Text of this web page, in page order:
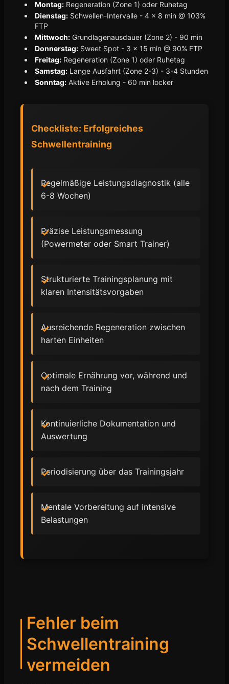
Montag: Regeneration (Zone 1) oder Ruhetag
Dienstag: Schwellen-Intervalle - 4 × 8 min @ 103%
FTP
Mittwoch: Grundlagenausdauer (Zone 2) - 90 min
Donnerstag: Sweet Spot - 3 × 15 min @ 90% FTP
Freitag: Regeneration (Zone 1) oder Ruhetag
Samstag: Lange Ausfahrt (Zone 2-3) - 3-4 Stunden
Sonntag: Aktive Erholung - 60 min locker
Checkliste: Erfolgreiches
Schwellentraining
Regelmäßige Leistungsdiagnostik (alle
6-8 Wochen)
Präzise Leistungsmessung
(Powermeter oder Smart Trainer)
Strukturierte Trainingsplanung mit
klaren Intensitätsvorgaben
Ausreichende Regeneration zwischen
harten Einheiten
Optimale Ernährung vor, während und
nach dem Training
Kontinuierliche Dokumentation und
Auswertung
Periodisierung über das Trainingsjahr
Mentale Vorbereitung auf intensive
Belastungen
Fehler beim
Schwellentraining
vermeiden